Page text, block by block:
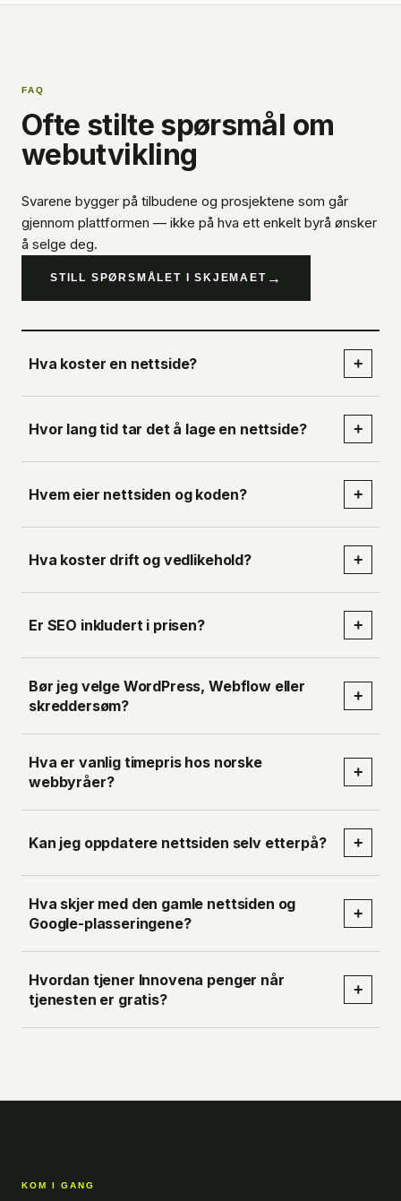
FAQ
Ofte stilte spørsmål om
webutvikling
Svarene bygger på tilbudene og prosjektene som går
gjennom plattformen — ikke på hva ett enkelt byrå ønsker
å selge deg.
STILL SPØRSMÅLET I SKJEMAET →
Hva koster en nettside? +
Hvor lang tid tar det å lage en nettside? +
Hvem eier nettsiden og koden? +
Hva koster drift og vedlikehold? +
Er SEO inkludert i prisen? +
Bør jeg velge WordPress, Webflow eller
skreddersøm?
+
Hva er vanlig timepris hos norske
webbyråer?
+
Kan jeg oppdatere nettsiden selv etterpå? +
Hva skjer med den gamle nettsiden og
Google-plasseringene?
+
Hvordan tjener Innovena penger når
tjenesten er gratis?
+
KOM I GANG